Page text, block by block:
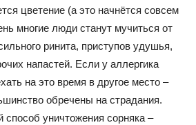
цветение (а это начнётся совсем
многие люди станут мучиться от
ринита, приступов удушья,
напастей. Если у аллергика
на это время в другое место –
обречены на страдания.
уничтожения сорняка –